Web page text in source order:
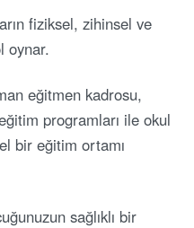
fiziksel, zihinsel ve
oynar.
eğitmen kadrosu,
programları ile okul
bir eğitim ortamı
sağlıklı bir